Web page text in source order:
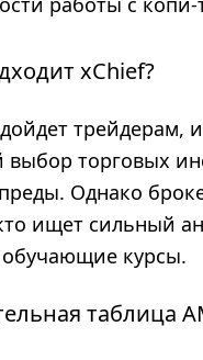
xChief?
трейдерам,
торговых
Однако
ищет сильный
обучающие курсы.
таблица